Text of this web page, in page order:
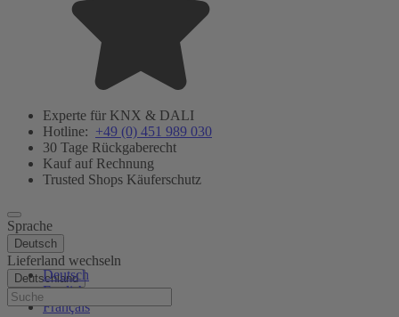
Experte für KNX & DALI
Hotline: +49 (0) 451 989 030
30 Tage Rückgaberecht
Kauf auf Rechnung
Trusted Shops Käuferschutz
Sprache
Deutsch
Deutsch
English
Français
Lieferland wechseln
Deutschland
Hilfe